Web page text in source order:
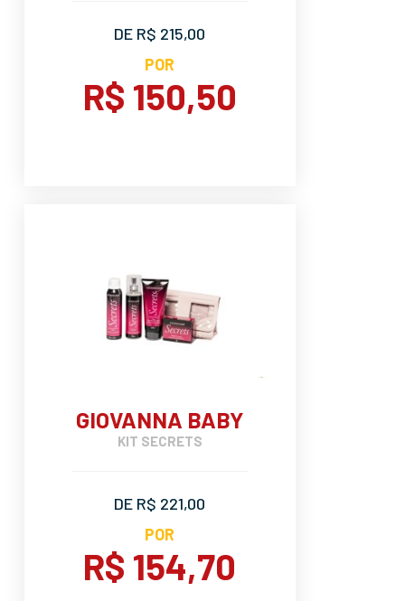
DE R$ 215,00
POR
R$ 150,50
GIOVANNA BABY
KIT SECRETS
DE R$ 221,00
POR
R$ 154,70